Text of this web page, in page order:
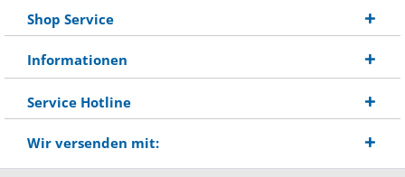
Shop Service
Informationen
Service Hotline
Wir versenden mit: